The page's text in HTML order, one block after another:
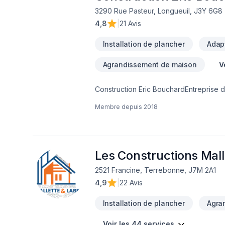
3290 Rue Pasteur, Longueuil, J3Y 6G8
4,8
21 Avis
Installation de plancher
Agrandissement de maison
Construction Eric BouchardEntreprise
soient petits ou gros, nous avons à
cloison sèche/plafond suspendu-
et torrifié/canexcel/maibec/acier/
franc/ingénérie/céramique/porcelaine/
Membre depuis 2018
Les Constructions
2521 Francine, Terrebonne, J7M 2A1
4,9
22 Avis
Installation de plancher